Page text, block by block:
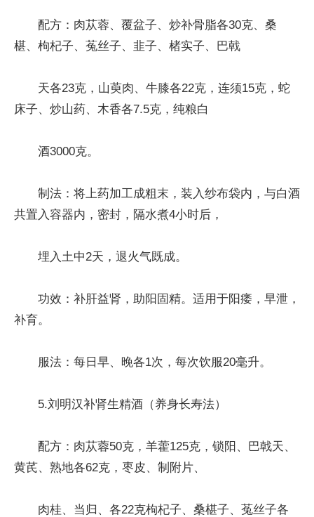
配方：肉苁蓉、覆盆子、炒补骨脂各30克、桑
椹、枸杞子、菟丝子、韭子、楮实子、巴戟
天各23克，山萸肉、牛膝各22克，连须15克，蛇
床子、炒山药、木香各7.5克，纯粮白
酒3000克。
制法：将上药加工成粗末，装入纱布袋内，与白酒
共置入容器内，密封，隔水煮4小时后，
埋入土中2天，退火气既成。
功效：补肝益肾，助阳固精。适用于阳痿，早泄，
补育。
服法：每日早、晚各1次，每次饮服20毫升。
5.刘明汉补肾生精酒（养身长寿法）
配方：肉苁蓉50克，羊藿125克，锁阳、巴戟天、
黄芪、熟地各62克，枣皮、制附片、
肉桂、当归、各22克枸杞子、桑椹子、菟丝子各